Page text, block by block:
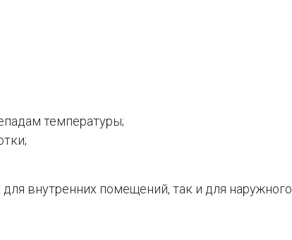
температуры;
внутренних помещений, так и для наружного